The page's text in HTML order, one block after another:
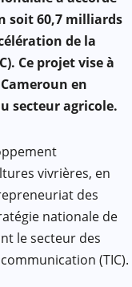
soit 60,7 milliards
de la
Ce projet vise à
en
secteur agricole.
vivrières, en
des
nationale de
le secteur des
(TIC).